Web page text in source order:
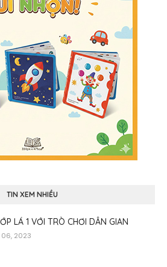
TIN XEM NHIỀU
LÁ 1 VỚI TRÒ CHƠI DÂN GIAN
2023